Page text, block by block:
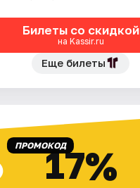
Билеты со скидкой
на Kassir.ru
Еще билеты
ПРОМОКОД17%